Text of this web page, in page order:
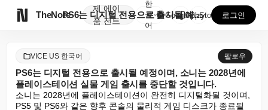
TheNote
제
품
에이
전트
PS6는 디지털 전용으로 출시될 예정이며, 소니는 20...
한
국
어
GooglePlay
AppStore 로그인
VICE US 한국어 팔로우
PS6는 디지털 전용으로 출시될 예정이며, 소니는 2028년에
플레이스테이션 실물 게임 출시를 중단할 것입니다.
소니는 2028년에 플레이스테이션이 완전히 디지털화될 것이며,
PS5 및 PS6와 같은 향후 콘솔의 물리적 게임 디스크가 종료될